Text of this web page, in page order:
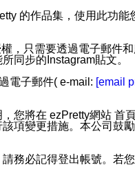
的作品集，使用此功
，只需要透過電子郵件
同步的Instagram貼文。
電子郵件( e-mail: [email
您將在 ezPretty網站 首
項變更措施。本公司鼓
務必記得登出帳號。若